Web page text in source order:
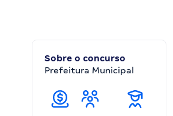
Sobre o concurso
Prefeitura Municipal